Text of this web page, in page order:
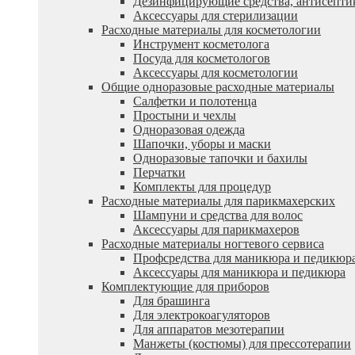
Аксессуары для стерилизации
Расходные материалы для косметологии
Инструмент косметолога
Посуда для косметологов
Аксессуары для косметологии
Общие одноразовые расходные материалы
Салфетки и полотенца
Простыни и чехлы
Одноразовая одежда
Шапочки, уборы и маски
Одноразовые тапочки и бахилы
Перчатки
Комплекты для процедур
Расходные материалы для парикмахерских
Шампуни и средства для волос
Аксессуары для парикмахеров
Расходные материалы ногтевого сервиса
Профсредства для маникюра и
Аксессуары для маникюра и педикюра
Комплектующие для приборов
Для брашинга
Для электрокоагуляторов
Для аппаратов мезотерапии
Манжеты (костюмы) для прессотерапии